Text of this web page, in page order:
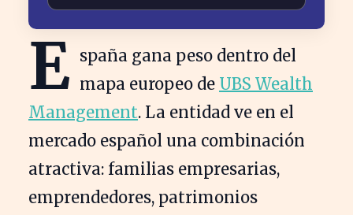
E spaña gana peso dentro del
mapa europeo de UBS Wealth
Management. La entidad ve en el
mercado español una combinación
atractiva: familias empresarias,
emprendedores, patrimonios